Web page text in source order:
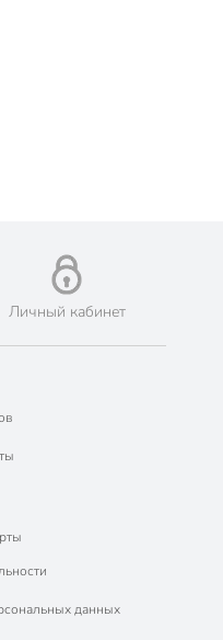
Личный кабинет
данных